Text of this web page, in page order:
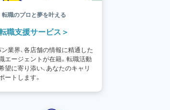
グケーキ
バレンタイン
工場 専門学生
デセール
資格
シェフ
オーブン担当
チョコレート
歴史
転職のプロと夢を叶える
職支援サービス
ン業界、各店舗の情報に精通した
エージェントが在籍。転職活動
望に寄り添い、あなたのキャリ
ートします。